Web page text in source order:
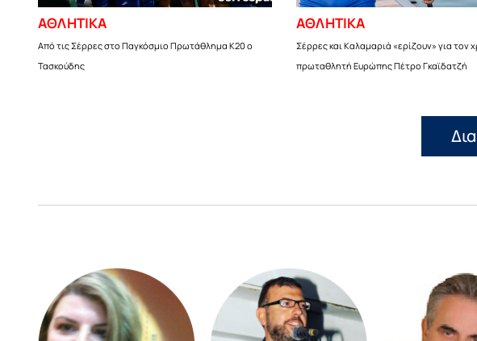
ΑΘΛΗΤΙΚΑ
Από τις Σέρρες στο Παγκόσμιο Πρωτάθλημα Κ20 ο
Τασκούδης
ΑΘΛΗΤΙΚΑ
Σέρρες και Καλαμαριά «ερίζουν» για τον
πρωταθλητή Ευρώπης Πέτρο Γκαϊδατζή